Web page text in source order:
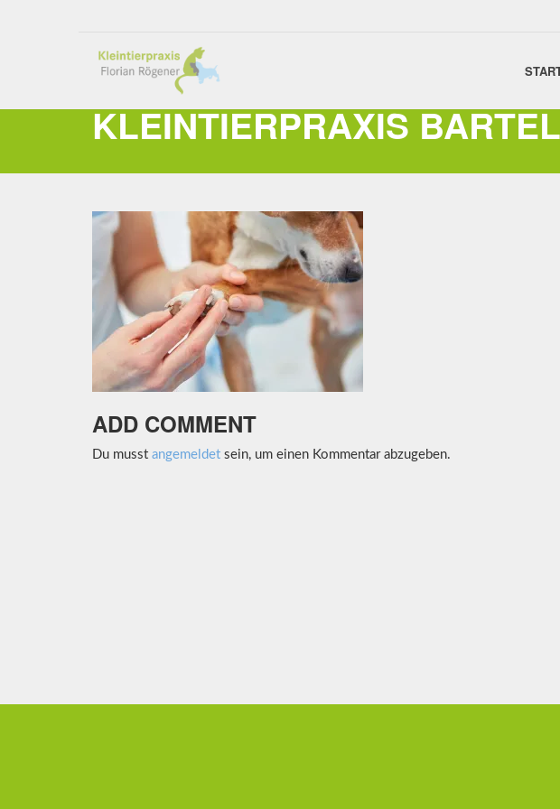
KLEINTIERPRAXIS
ADD COMMENT
Du musst angemeldet sein, um einen Kommentar abzugeben.